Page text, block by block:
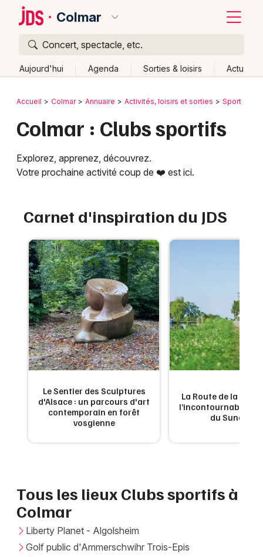
Colmar
Concert, spectacle, etc.
Aujourd'hui Agenda Sorties & loisirs Actu
Publier un événement
Grands événements
Foires & salons
Spectacles
Concerts
Sports
Soirées
Sorties famille
Clubs sportifs en Alsace
Clubs sportifs dans le Grand Est
Bordeaux
Lille
Marseille
Mulhouse
Montpellier
Nantes
Nice
Paris
Strasbourg
Toulouse
Toutes les villes
Retour
Accueil Colmar Annuaire Activités, loisirs et sorties Sport
Colmar : Clubs sportifs
Explorez, apprenez, découvrez.
Votre prochaine activité coup de ❤️ est ici.
Carnet d'inspiration du JDS
Le Sentier des Sculptures
d'Alsace : un parcours d'art
contemporain en forêt
vosgienne
La Route de la
l’incontournable
du Sundgau
Tous les lieux Clubs sportifs à
Colmar
Liberty Planet - Algolsheim
Golf public d'Ammerschwihr Trois-Epis
Quoi ?
Où ?
Près de moi
Changer de lieu
Quand ?
Aujourd'hui
Demain Ce week-end Autre